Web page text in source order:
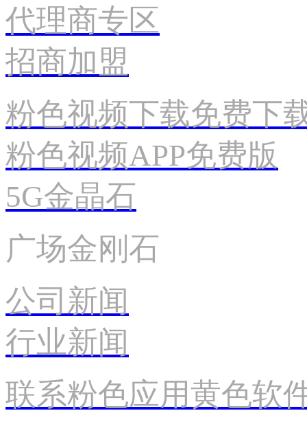
代理商专区
招商加盟
粉色视频下载免费下
粉色视频APP免费版
5G金晶石
广场金刚石
公司新闻
行业新闻
联系粉色应用黄色软